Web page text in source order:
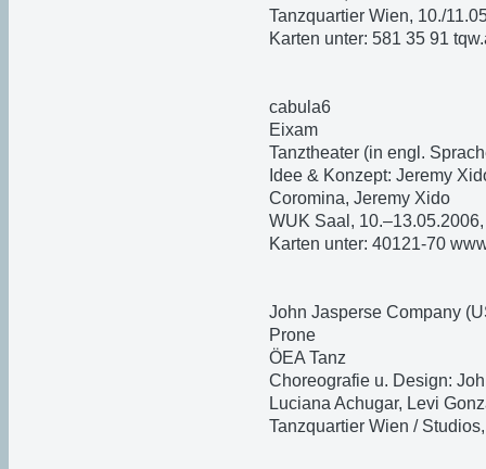
Tanzquartier Wien, 10./
Karten unter: 581 35 91
cabula6
Eixam
Tanztheater (in engl.
Idee & Konzept: Jeremy
Coromina, Jeremy Xido
WUK Saal,
Karten unter: 40121-70
John Jasperse Company
Prone
ÖEA Tanz
Choreografie u. Design:
Luciana Achugar, Levi
Tanzquartier Wien /